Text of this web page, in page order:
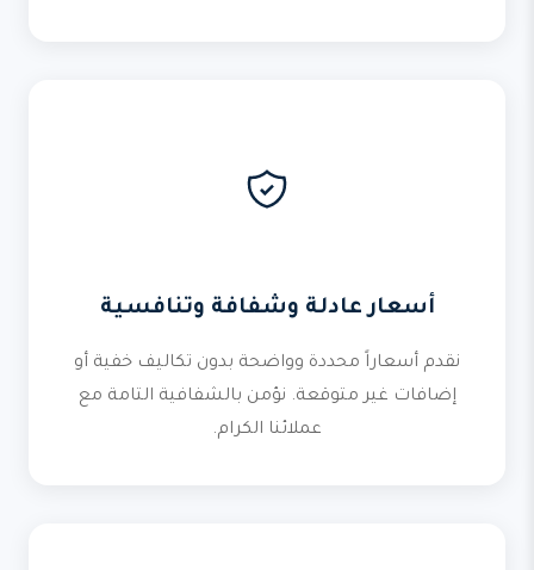
أسعار عادلة وشفافة وتنافسية
نقدم أسعاراً محددة وواضحة بدون تكاليف خفية أو
إضافات غير متوقعة. نؤمن بالشفافية التامة مع
عملائنا الكرام.